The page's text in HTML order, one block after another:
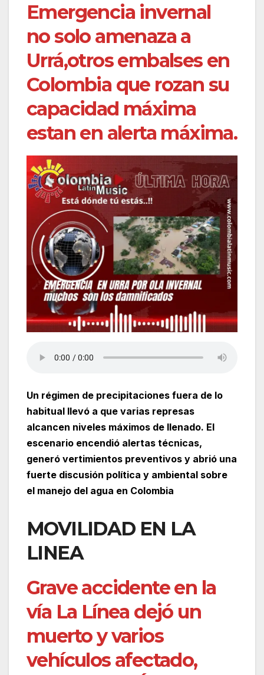
Emergencia invernal
no solo amenaza a
Urrá,otros embalses en
Colombia que rozan su
capacidad máxima
estan en alerta máxima.
Un régimen de precipitaciones fuera de lo
habitual llevó a que varias represas
alcancen niveles máximos de llenado. El
escenario encendió alertas técnicas,
generó vertimientos preventivos y abrió una
fuerte discusión política y ambiental sobre
el manejo del agua en Colombia
MOVILIDAD EN LA
LINEA
Grave accidente en la
vía La Línea dejó un
muerto y varios
vehículos afectado,